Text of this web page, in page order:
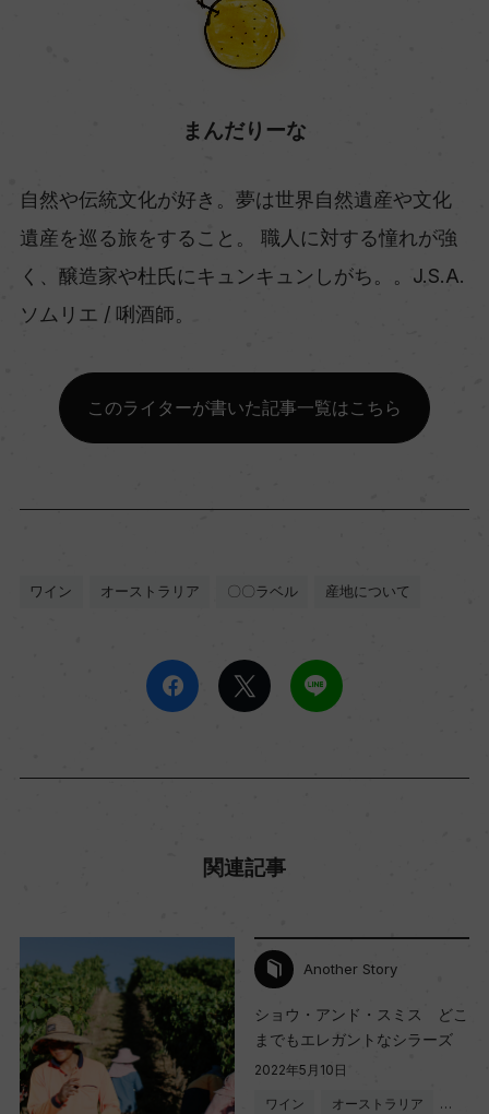
まんだりーな
自然や伝統文化が好き。夢は世界自然遺産や文化
遺産を巡る旅をすること。 職人に対する憧れが強
く、醸造家や杜氏にキュンキュンしがち。。J.S.A.
ソムリエ / 唎酒師。
このライターが書いた記事一覧はこちら
ワイン オーストラリア 〇〇ラベル 産地について
関連記事
Another Story
ショウ・アンド・スミス どこ
までもエレガントなシラーズ
2022年5月10日
ワイン オーストラリア …